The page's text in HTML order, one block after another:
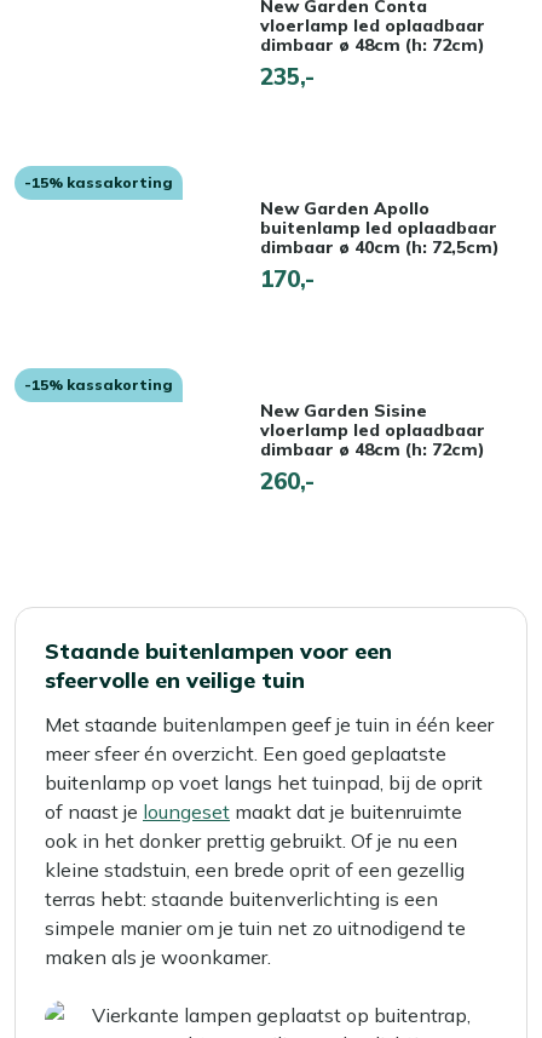
New Garden Conta
vloerlamp led oplaadbaar
dimbaar ø 48cm (h: 72cm)
235,-
-15% kassakorting
New Garden Apollo
buitenlamp led oplaadbaar
dimbaar ø 40cm (h: 72,5cm)
170,-
-15% kassakorting
New Garden Sisine
vloerlamp led oplaadbaar
dimbaar ø 48cm (h: 72cm)
260,-
Staande buitenlampen voor een
sfeervolle en veilige tuin
Met staande buitenlampen geef je tuin in één keer
meer sfeer én overzicht. Een goed geplaatste
buitenlamp op voet langs het tuinpad, bij de oprit
of naast je loungeset maakt dat je buitenruimte
ook in het donker prettig gebruikt. Of je nu een
kleine stadstuin, een brede oprit of een gezellig
terras hebt: staande buitenverlichting is een
simpele manier om je tuin net zo uitnodigend te
maken als je woonkamer.